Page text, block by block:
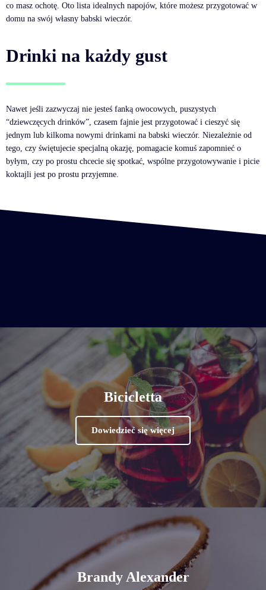
co masz ochotę. Oto lista idealnych napojów, które możesz przygotować w
domu na swój własny babski wieczór.
Drinki na każdy gust
Nawet jeśli zazwyczaj nie jesteś fanką owocowych, puszystych
“dziewczęcych drinków”, czasem fajnie jest przygotować i cieszyć się
jednym lub kilkoma nowymi drinkami na babski wieczór. Niezależnie od
tego, czy świętujecie specjalną okazję, pomagacie komuś zapomnieć o
byłym, czy po prostu chcecie się spotkać, wspólne przygotowywanie i picie
koktajli jest po prostu przyjemne.
Bicicletta
Dowiedzieć się więcej
Brandy Alexander